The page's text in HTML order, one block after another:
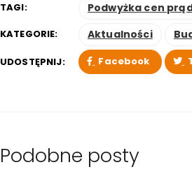
TAGI: Podwyżka cen
KATEGORIE: Aktualności
UDOSTĘPNIJ: Facebook
Podobne posty